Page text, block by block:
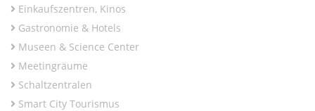
Einkaufszentren, Kinos
Gastronomie & Hotels
Museen & Science Center
Meetingräume
Schaltzentralen
Smart City Tourismus